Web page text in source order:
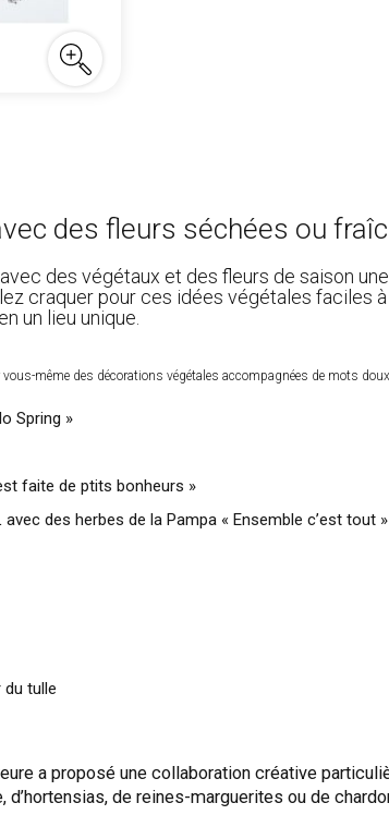
des fleurs séchées ou
des végétaux et des fleurs de saison
craquer pour ces idées végétales faciles
un lieu unique.
même des décorations végétales accompagnées de mots
Spring »
faite de ptits bonheurs »
des herbes de la Pampa « Ensemble c’est tout »
tulle
a proposé une collaboration créative
de reines-marguerites ou de